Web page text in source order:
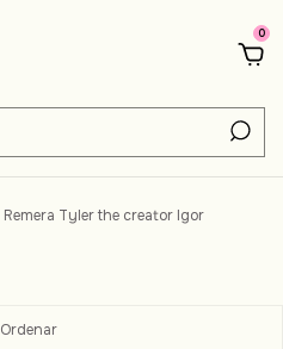
0
Remera Tyler the creator Igor
Ordenar